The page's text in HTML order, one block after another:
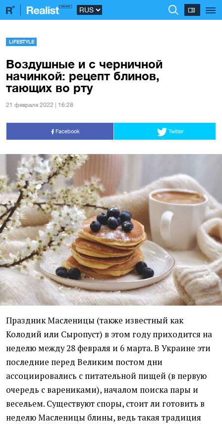
LIFESTYLE
Воздушные и с черничной
начинкой: рецепт блинов,
тающих во рту
21 февраля 2022 | 16:28
Facebook Twitter
Праздник Масленицы (также известный как
Колодий или Сыропуст) в этом году приходится на
неделю между 28 февраля и 6 марта. В Украине эти
последние перед Великим постом дни
ассоциировались с питательной пищей (в первую
очередь с варениками), началом поиска пары и
весельем. Существуют споры, стоит ли готовить в
неделю Масленицы блины, ведь такая традиция